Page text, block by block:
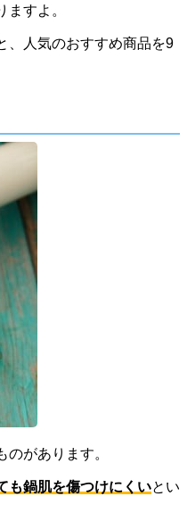
すよ。
、人気のおすすめ商品を9
のがあります。
も鍋肌を傷つけにくいとい